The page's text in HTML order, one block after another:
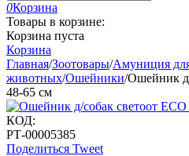
0Корзина
Товары в корзине:
Корзина пуста
Корзина
Главная/Зоотовары/Амуниция
животных/Ошейники/Ошейник
48-65 см
КОД:
РТ-00005385
Поделиться Tweet